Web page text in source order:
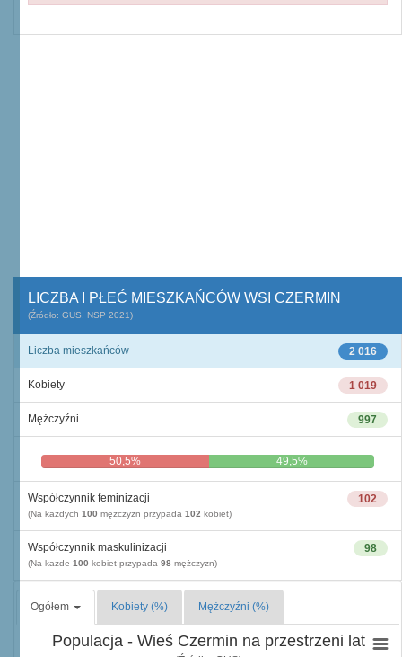
LICZBA I PŁEĆ MIESZKAŃCÓW WSI CZERMIN
(Źródło: GUS, NSP 2021)
2 016
Liczba mieszkańców
1 019
Kobiety
997
Mężczyźni
50,5% 49,5%
102
Współczynnik feminizacji
(Na każdych 100 mężczyzn przypada 102 kobiet)
98
Współczynnik maskulinizacji
(Na każde 100 kobiet przypada 98 mężczyzn)
Ogółem Kobiety (%) Mężczyźni (%)
Populacja - Wieś Czermin na przestrzeni lat